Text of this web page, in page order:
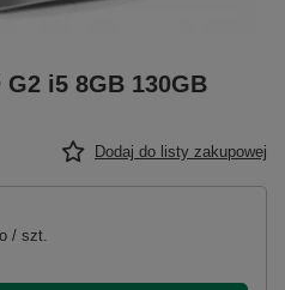
i5 8GB 130GB
Dodaj do listy zakupowej
/ szt.